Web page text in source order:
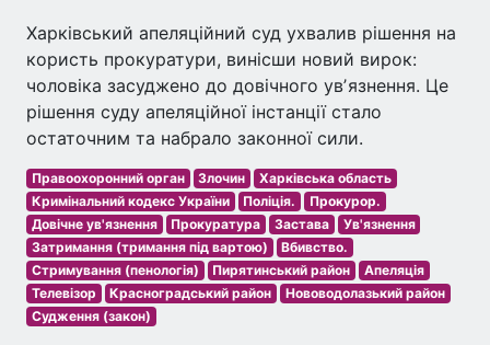
Харківський апеляційний суд ухвалив рішення на
користь прокуратури, винісши новий вирок:
чоловіка засуджено до довічного увʼязнення. Це
рішення суду апеляційної інстанції стало
остаточним та набрало законної сили.
Правоохоронний орган Злочин
Харківська область
Кримінальний кодекс України
Поліція.
Прокурор.
Довічне ув'язнення
Прокуратура Застава
Ув'язнення
Затримання (тримання під вартою)
Вбивство.
Стримування (пенологія)
Пирятинський район
Апеляція
Телевізор
Красноградський район
Нововодолазький район
Судження (закон)